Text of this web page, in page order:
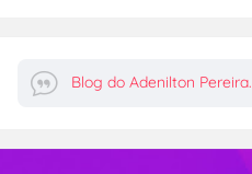
Blog do Adenilton Pereira.